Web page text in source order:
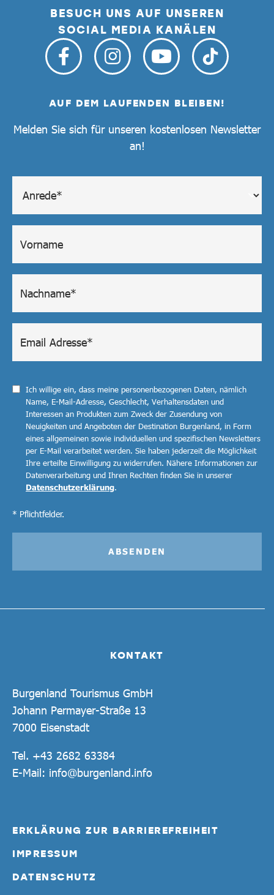
BESUCH UNS AUF UNSEREN
SOCIAL MEDIA KANÄLEN
KONTAKT
Burgenland Tourismus GmbH
Johann Permayer-Straße 13
7000 Eisenstadt
Tel. +43 2682 63384
E-Mail: info@burgenland.info
ERKLÄRUNG ZUR BARRIEREFREIHEIT
IMPRESSUM
DATENSCHUTZ
AUF DEM LAUFENDEN BLEIBEN!
Melden Sie sich für unseren kostenlosen Newsletter
an!
Ich willige ein, dass meine personenbezogenen Daten, nämlich
Name, E-Mail-Adresse, Geschlecht, Verhaltensdaten und
Interessen an Produkten zum Zweck der Zusendung von
Neuigkeiten und Angeboten der Destination Burgenland, in Form
eines allgemeinen sowie individuellen und spezifischen Newsletters
per E-Mail verarbeitet werden. Sie haben jederzeit die Möglichkeit
Ihre erteilte Einwilligung zu widerrufen. Nähere Informationen zur
Datenverarbeitung und Ihren Rechten finden Sie in unserer
Datenschutzerklärung.
* Pflichtfelder.
ABSENDEN